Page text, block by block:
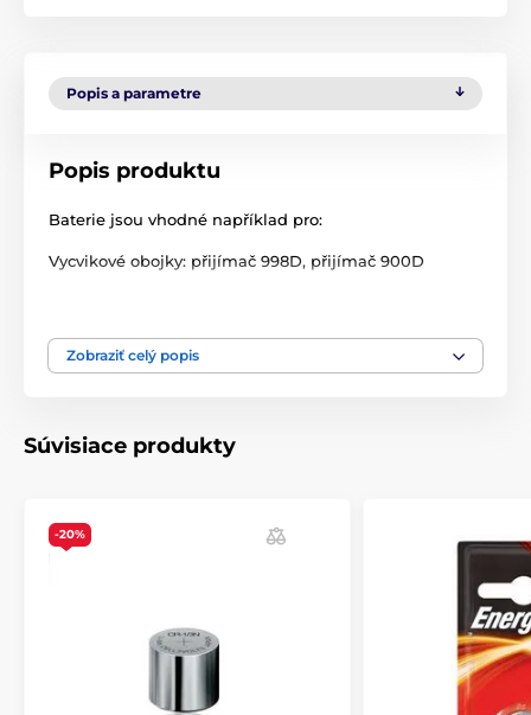
Popis a parametre
Popis produktu
Baterie jsou vhodné například pro:
Vycvikové obojky: přijímač 998D, přijímač 900D
ilustračný charakter.
Zobraziť celý popis
Súvisiace produkty
-20%